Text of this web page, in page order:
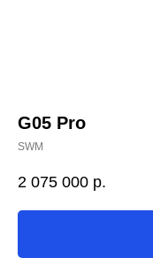
G05 Pro
SWM
2 075 000 р.